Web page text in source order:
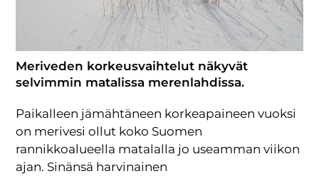
Meriveden korkeusvaihtelut näkyvät
selvimmin matalissa merenlahdissa.
Paikalleen jämähtäneen korkeapaineen vuoksi
on merivesi ollut koko Suomen
rannikkoalueella matalalla jo useamman viikon
ajan. Sinänsä harvinainen